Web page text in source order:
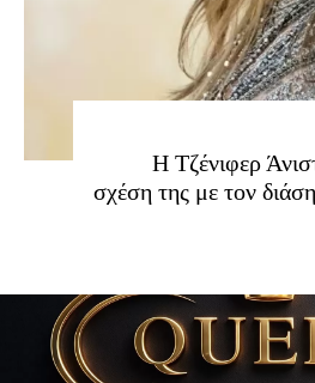
Η Τζένιφερ
σχέση της με τον